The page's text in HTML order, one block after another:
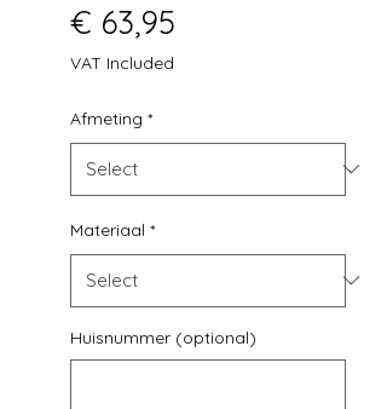
€ 63,95
VAT Included
Afmeting *
Materiaal *
Huisnummer (optional)